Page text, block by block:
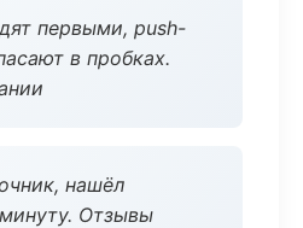
первыми, push-
в пробках.
нашёл
Отзывы